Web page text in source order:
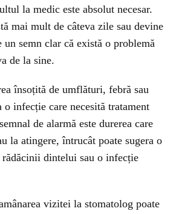
la medic este absolut necesar.
mai mult de câteva zile sau devine
un semn clar că există o problemă
de la sine.
însoțită de umflături, febră sau
infecție care necesită tratament
de alarmă este durerea care
la atingere, întrucât poate sugera o
dintelui sau o infecție
vizitei la stomatolog poate